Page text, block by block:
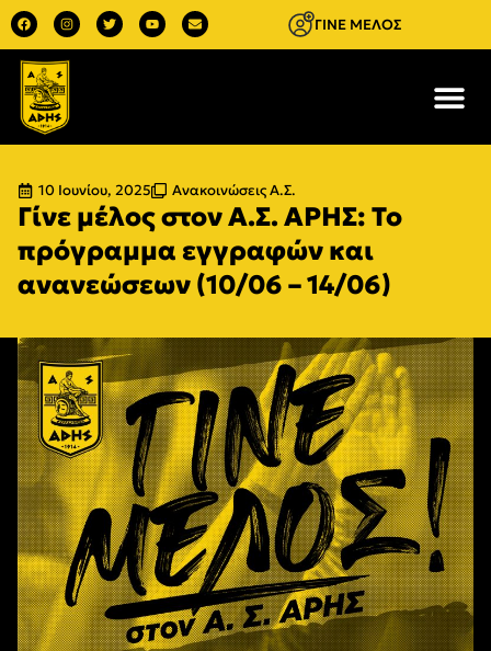
ΓΙΝΕ ΜΕΛΟΣ
10 Ιουνίου, 2025 Ανακοινώσεις Α.Σ.
Γίνε μέλος στον Α.Σ. ΑΡΗΣ: Το
πρόγραμμα εγγραφών και
ανανεώσεων (10/06 – 14/06)